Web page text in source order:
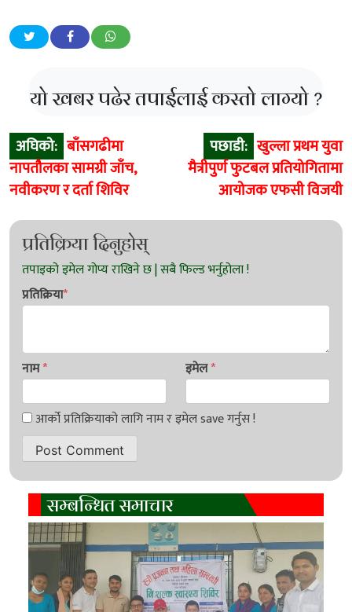
यो खबर पढेर तपाईलाई कस्तो लाग्यो ?
Post
navigation
अघिको: बाँसगढीमा
नापतौलका सामग्री जाँच,
नवीकरण र दर्ता शिविर
पछाडी: खुल्ला प्रथम युवा
मैत्रीपुर्ण फुटबल प्रतियोगितामा
आयोजक एफसी विजयी
प्रतिक्रिया दिनुहोस्
प्रतिक्रिया*
नाम* इमेल*
सम्बन्धित समाचार